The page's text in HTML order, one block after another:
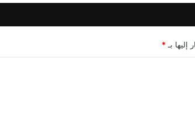
إليها بـ *